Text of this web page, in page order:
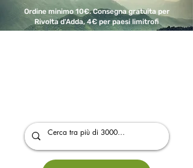
Ordine minimo 10€. Consegna gratuita per
Rivolta d'Adda, 4€ per paesi limitrofi